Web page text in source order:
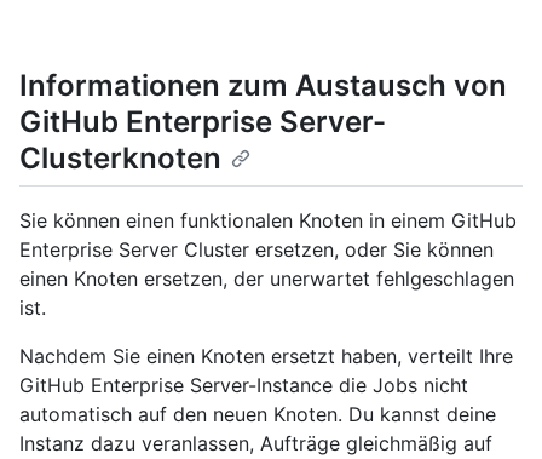
Informationen zum Austausch von
GitHub Enterprise Server-
Clusterknoten
Sie können einen funktionalen Knoten in einem GitHub
Enterprise Server Cluster ersetzen, oder Sie können
einen Knoten ersetzen, der unerwartet fehlgeschlagen
ist.
Nachdem Sie einen Knoten ersetzt haben, verteilt Ihre
GitHub Enterprise Server-Instance die Jobs nicht
automatisch auf den neuen Knoten. Du kannst deine
Instanz dazu veranlassen, Aufträge gleichmäßig auf